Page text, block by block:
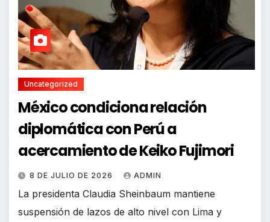
Uncategorized
México condiciona relación
diplomática con Perú a
acercamiento de Keiko Fujimori
8 DE JULIO DE 2026 ADMIN
La presidenta Claudia Sheinbaum mantiene
suspensión de lazos de alto nivel con Lima y